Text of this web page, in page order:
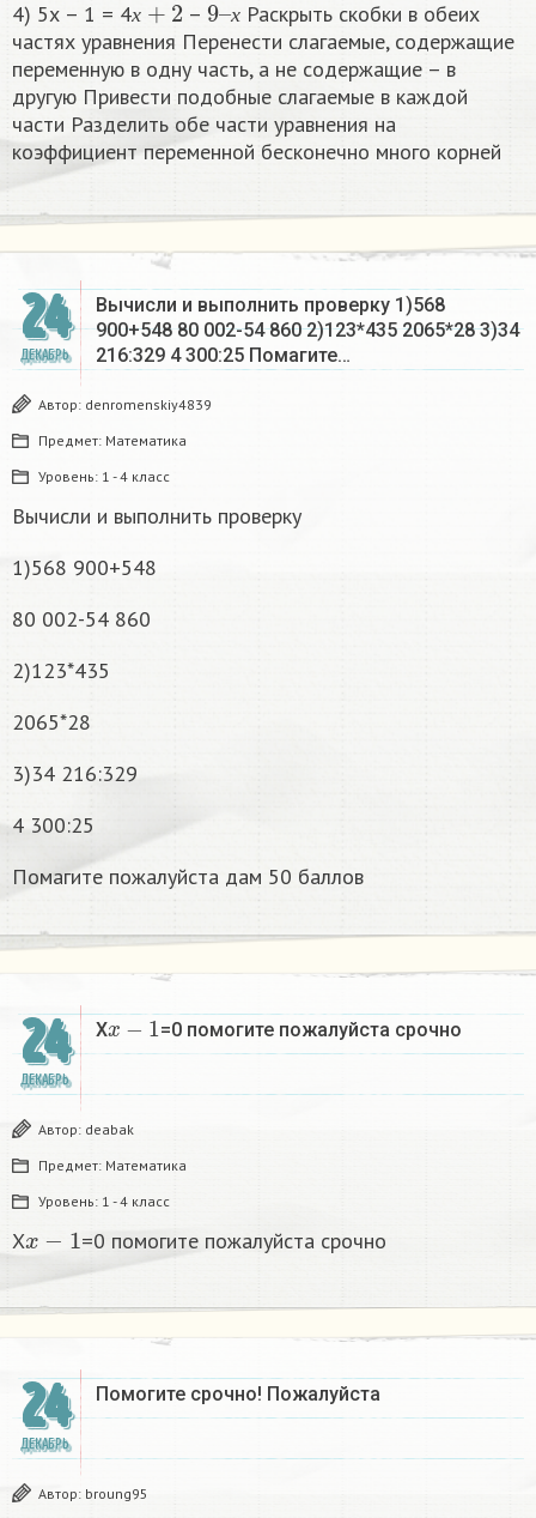
4) 5х – 1 = 4х – х
Раскрыть скобки в обеих
частях уравнения Перенести слагаемые, содержащие
переменную в одну часть, а не содержащие – в
другую Привести подобные слагаемые в каждой
части Разделить обе части уравнения на
коэффициент переменной бесконечно много корней​
24
ДЕКАБРЬ
Вычисли и выполнить проверку 1)568
900+548 80 002-54 860 2)123*435 2065*28 3)34
216:329 4 300:25 Помагите…
Автор: denromenskiy4839
Предмет: Математика
Уровень: 1 - 4 класс
Вычисли и выполнить проверку
1)568 900+548
80 002-54 860
2)123*435
2065*28
3)34 216:329
4 300:25
Помагите пожалуйста дам 50 баллов
24
ДЕКАБРЬ
X
x−1
=0 помогите пожалуйста срочно
Автор: deabak
Предмет: Математика
Уровень: 1 - 4 класс
X =0 помогите пожалуйста срочно
24
ДЕКАБРЬ
Помогите срочно! Пожалуйста
Автор: broung95